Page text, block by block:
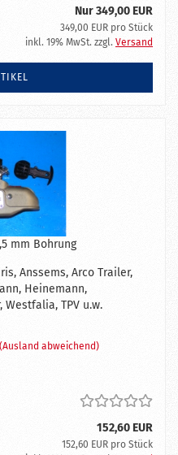
Nur 349,00 EUR
349,00 EUR pro Stück
inkl. 19% MwSt. zzgl. Versand
mm Bohrung
Anssems, Arco Trailer,
Heinemann,
Westfalia, TPV u.w.
(Ausland abweichend)
152,60 EUR
152,60 EUR pro Stück